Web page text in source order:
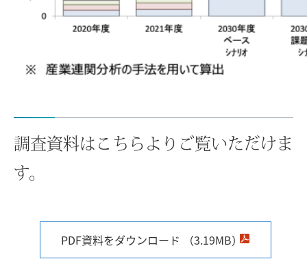
調査資料はこちらよりご覧いただけま
す。
PDF資料をダウンロード （3.19MB）